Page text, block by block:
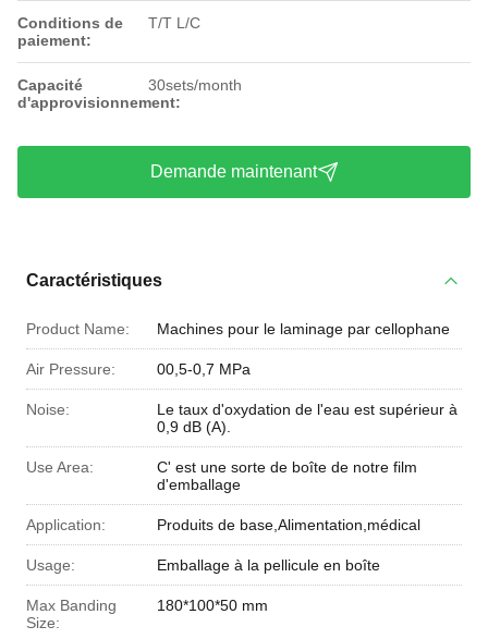
Conditions de
paiement:
T/T L/C
Capacité
d'approvisionnement:
30sets/month
Demande maintenant
Caractéristiques
Product Name: Machines pour le laminage par cellophane
Air Pressure: 00,5-0,7 MPa
Noise:
Le taux d'oxydation de l'eau est supérieur à
0,9 dB (A).
Use Area:
C' est une sorte de boîte de notre film
d'emballage
Application: Produits de base,Alimentation,médical
Usage: Emballage à la pellicule en boîte
Max Banding
Size:
180*100*50 mm